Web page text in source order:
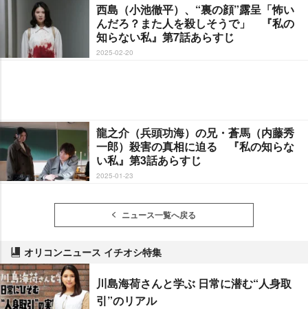
西島（小池徹平）、“裏の顔”露呈「怖い
んだろ？また人を殺しそうで」 『私の
知らない私』第7話あらすじ
2025-02-20
龍之介（兵頭功海）の兄・蒼馬（内藤秀
一郎）殺害の真相に迫る 『私の知らな
い私』第3話あらすじ
2025-01-23
ニュース一覧へ戻る
オリコンニュース イチオシ特集
川島海荷さんと学ぶ 日常に潜む“人身取
引”のリアル